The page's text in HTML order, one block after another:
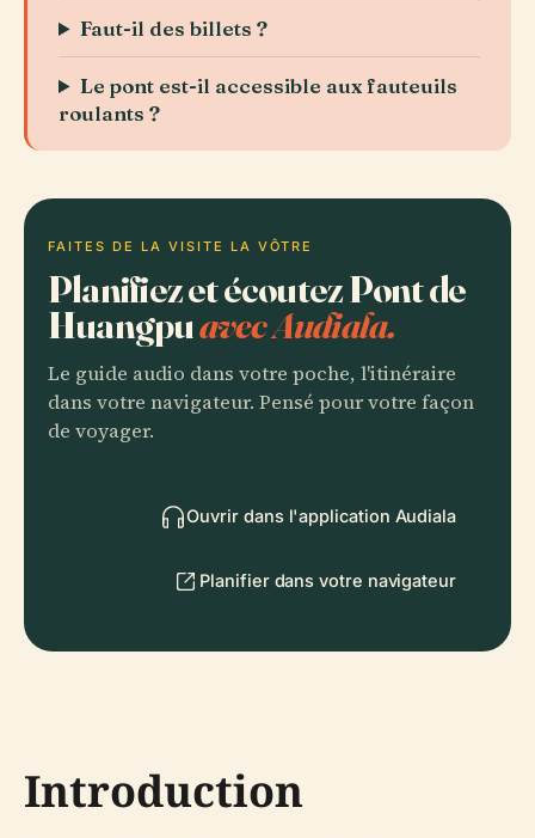
Faut-il des billets ?
Le pont est-il accessible aux fauteuils
roulants ?
FAITES DE LA VISITE LA VÔTRE
Planifiez et écoutez Pont de
Huangpuavec Audiala.
Le guide audio dans votre poche, l'itinéraire
dans votre navigateur. Pensé pour votre façon
de voyager.
Ouvrir dans l'application Audiala
Planifier dans votre navigateur
Introduction